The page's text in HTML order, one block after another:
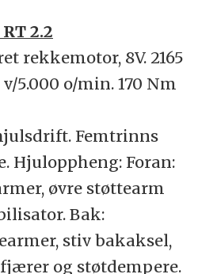
2.2
rekkemotor, 8V. 2165
v/5.000 o/min. 170 Nm
Femtrinns
Hjuloppheng: Foran:
øvre støttearm
Bak:
stiv bakaksel,
og støtdempere.